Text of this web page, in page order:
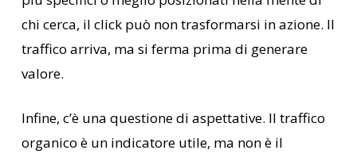
chi cerca, il click può non trasformarsi in azione. Il
traffico arriva, ma si ferma prima di generare
valore.
Infine, c’è una questione di aspettative. Il traffico
organico è un indicatore utile, ma non è il